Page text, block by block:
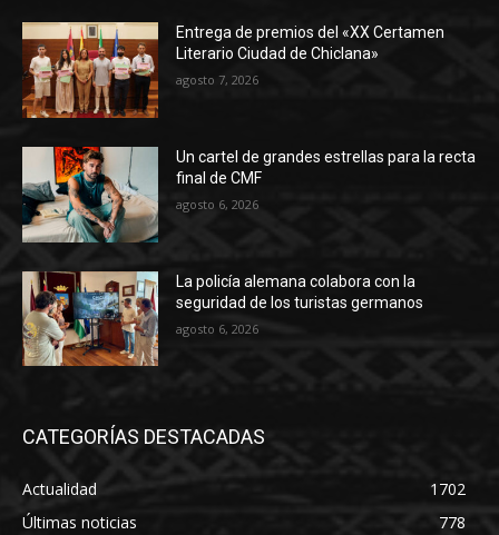
Entrega de premios del «XX Certamen
Literario Ciudad de Chiclana»
agosto 7, 2026
Un cartel de grandes estrellas para la recta
final de CMF
agosto 6, 2026
La policía alemana colabora con la
seguridad de los turistas germanos
agosto 6, 2026
CATEGORÍAS DESTACADAS
Actualidad
1702
Últimas noticias
778